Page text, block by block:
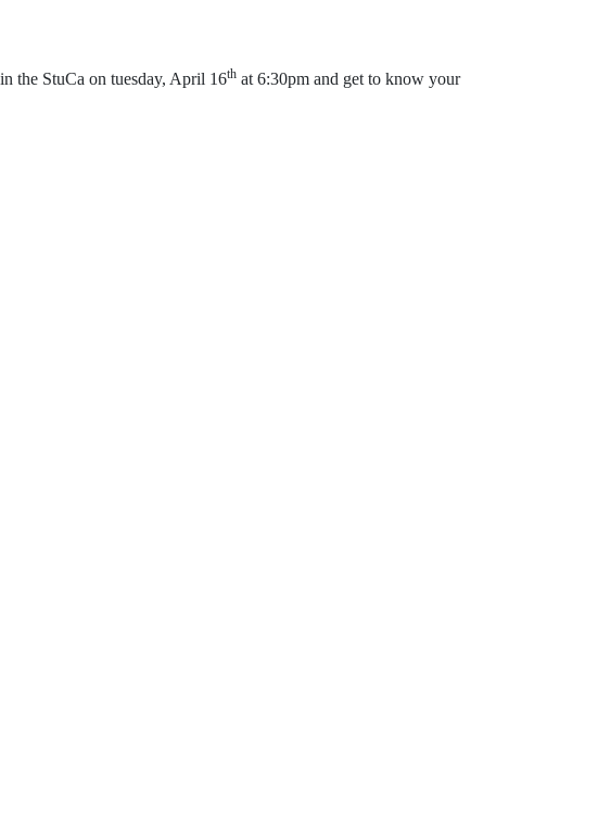
the StuCa on tuesday, April 16th at 6:30pm and get to know your